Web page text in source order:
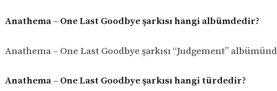
Anathema – One Last Goodbye şarkısı hangi albümdedir?
Anathema – One Last Goodbye şarkısı “Judgement”
Anathema – One Last Goodbye şarkısı hangi türdedir?